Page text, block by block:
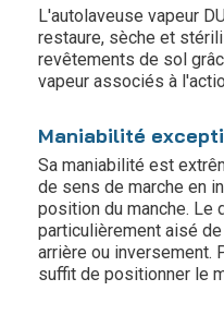
L'autolaveuse vapeur
restaure, sèche et
revêtements de sol
vapeur associés à
Maniabilité
Sa maniabilité est
de sens de marche en
position du manche. Le
particulièrement aisé
arrière ou inversement.
suffit de positionner le